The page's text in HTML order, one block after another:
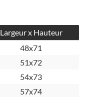
Largeur x Hauteur
48x71
51x72
54x73
57x74